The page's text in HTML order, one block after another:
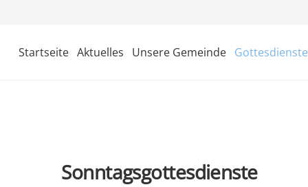
Startseite Aktuelles Unsere Gemeinde Gottesdienste
Sonntagsgottesdienste